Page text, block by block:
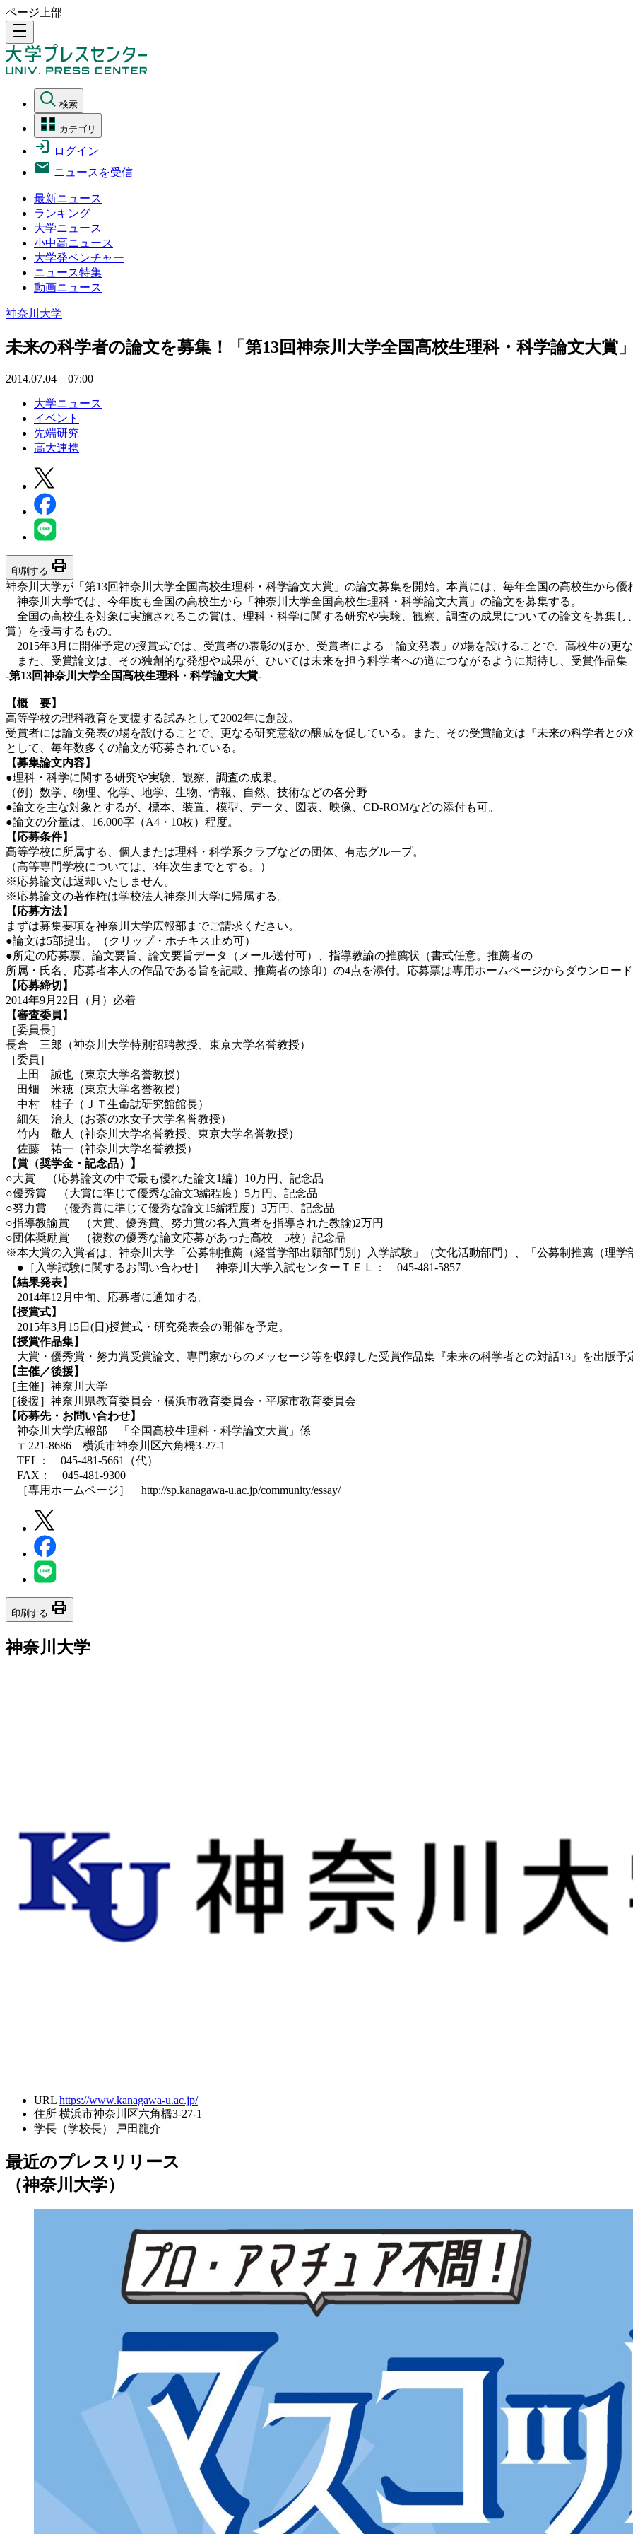
ページ上部
density_medium
検索
カテゴリ
ログイン
ニュースを受信
最新ニュース
ランキング
大学ニュース
小中高ニュース
大学発ベンチャー
ニュース特集
動画ニュース
神奈川大学
未来の科学者の論文を募集！「第13回神奈川大学全国高校生理科・科学論文大
2014.07.04 07:00
大学ニュース
イベント
先端研究
高大連携
印刷する print
神奈川大学が「第13回神奈川大学全国高校生理科・科学論文大賞」の論文募集を開始。本賞には、毎年全国の高校生から優
神奈川大学では、今年度も全国の高校生から「神奈川大学全国高校生理科・科学論文大賞」の論文を募集する。
全国の高校生を対象に実施されるこの賞は、理科・科学に関する研究や実験、観察、調査の成果についての論文を募集
賞）を授与するもの。
2015年3月に開催予定の授賞式では、受賞者の表彰のほか、受賞者による「論文発表」の場を設けることで、高校生の更
また、受賞論文は、その独創的な発想や成果が、ひいては未来を担う科学者への道につながるように期待し、受賞作品
‐第13回神奈川大学全国高校生理科・科学論文大賞‐
【概 要】
高等学校の理科教育を支援する試みとして2002年に創設。
受賞者には論文発表の場を設けることで、更なる研究意欲の醸成を促している。また、その受賞論文は『未来の科学者と
として、毎年数多くの論文が応募されている。
【募集論文内容】
●理科・科学に関する研究や実験、観察、調査の成果。
（例）数学、物理、化学、地学、生物、情報、自然、技術などの各分野
●論文を主な対象とするが、標本、装置、模型、データ、図表、映像、CD-ROMなどの添付も可。
●論文の分量は、16,000字（A4・10枚）程度。
【応募条件】
高等学校に所属する、個人または理科・科学系クラブなどの団体、有志グループ。
（高等専門学校については、3年次生までとする。）
※応募論文は返却いたしません。
※応募論文の著作権は学校法人神奈川大学に帰属する。
【応募方法】
まずは募集要項を神奈川大学広報部までご請求ください。
●論文は5部提出。（クリップ・ホチキス止め可）
●所定の応募票、論文要旨、論文要旨データ（メール送付可）、指導教諭の推薦状（書式任意。推薦者の
所属・氏名、応募者本人の作品である旨を記載、推薦者の捺印）の4点を添付。応募票は専用ホームページからダウンロー
【応募締切】
2014年9月22日（月）必着
【審査委員】
［委員長］
長倉 三郎（神奈川大学特別招聘教授、東京大学名誉教授）
［委員］
上田 誠也（東京大学名誉教授）
田畑 米穂（東京大学名誉教授）
中村 桂子（ＪＴ生命誌研究館館長）
細矢 治夫（お茶の水女子大学名誉教授）
竹内 敬人（神奈川大学名誉教授、東京大学名誉教授）
佐藤 祐一（神奈川大学名誉教授）
【賞（奨学金・記念品）】
○大賞 （応募論文の中で最も優れた論文1編）10万円、記念品
○優秀賞 （大賞に準じて優秀な論文3編程度）5万円、記念品
○努力賞 （優秀賞に準じて優秀な論文15編程度）3万円、記念品
○指導教諭賞 （大賞、優秀賞、努力賞の各入賞者を指導された教諭)2万円
○団体奨励賞 （複数の優秀な論文応募があった高校 5校）記念品
※本大賞の入賞者は、神奈川大学「公募制推薦（経営学部出願部門別）入学試験」（文化活動部門）、「公募制推薦（理
●［入学試験に関するお問い合わせ］ 神奈川大学入試センターＴＥＬ： 045-481-5857
【結果発表】
2014年12月中旬、応募者に通知する。
【授賞式】
2015年3月15日(日)授賞式・研究発表会の開催を予定。
【授賞作品集】
大賞・優秀賞・努力賞受賞論文、専門家からのメッセージ等を収録した受賞作品集『未来の科学者との対話13』を出版予
【主催／後援】
［主催］神奈川大学
［後援］神奈川県教育委員会・横浜市教育委員会・平塚市教育委員会
【応募先・お問い合わせ】
神奈川大学広報部 「全国高校生理科・科学論文大賞」係
〒221-8686 横浜市神奈川区六角橋3-27-1
TEL： 045-481-5661（代）
FAX： 045-481-9300
［専用ホームページ］ http://sp.kanagawa-u.ac.jp/community/essay/
印刷する print
神奈川大学
URL https://www.kanagawa-u.ac.jp/
住所 横浜市神奈川区六角橋3-27-1
学長（学校長）
戸田龍介
最近のプレスリリース
（神奈川大学）